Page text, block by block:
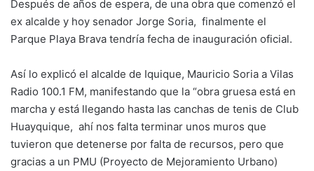
Después de años de espera, de una obra que comenzó el
ex alcalde y hoy senador Jorge Soria, finalmente el
Parque Playa Brava tendría fecha de inauguración oficial.
Así lo explicó el alcalde de Iquique, Mauricio Soria a Vilas
Radio 100.1 FM, manifestando que la “obra gruesa está en
marcha y está llegando hasta las canchas de tenis de Club
Huayquique, ahí nos falta terminar unos muros que
tuvieron que detenerse por falta de recursos, pero que
gracias a un PMU (Proyecto de Mejoramiento Urbano)